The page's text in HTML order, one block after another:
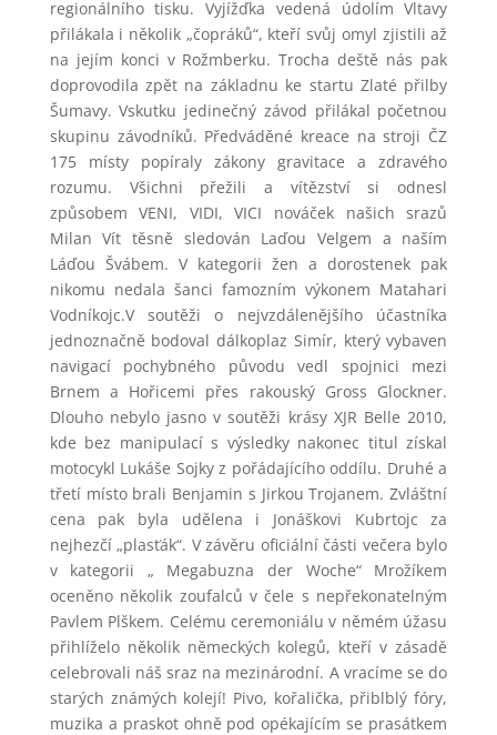
regionálního tisku. Vyjížďka vedená údolím Vltavy
přilákala i několik „čopráků“, kteří svůj omyl zjistili až
na jejím konci v Rožmberku. Trocha deště nás pak
doprovodila zpět na základnu ke startu Zlaté přilby
Šumavy. Vskutku jedinečný závod přilákal početnou
skupinu závodníků. Předváděné kreace na stroji ČZ
175 místy popíraly zákony gravitace a zdravého
rozumu. Všichni přežili a vítězství si odnesl
způsobem VENI, VIDI, VICI nováček našich srazů
Milan Vít těsně sledován Laďou Velgem a naším
Láďou Švábem. V kategorii žen a dorostenek pak
nikomu nedala šanci famozním výkonem Matahari
Vodníkojc.V soutěži o nejvzdálenějšího účastníka
jednoznačně bodoval dálkoplaz Simír, který vybaven
navigací pochybného původu vedl spojnici mezi
Brnem a Hořicemi přes rakouský Gross Glockner.
Dlouho nebylo jasno v soutěži krásy XJR Belle 2010,
kde bez manipulací s výsledky nakonec titul získal
motocykl Lukáše Sojky z pořádajícího oddílu. Druhé a
třetí místo brali Benjamin s Jirkou Trojanem. Zvláštní
cena pak byla udělena i Jonáškovi Kubrtojc za
nejhezčí „plasťák“. V závěru oficiální části večera bylo
v kategorii „ Megabuzna der Woche“ Mrožíkem
oceněno několik zoufalců v čele s nepřekonatelným
Pavlem Plškem. Celému ceremoniálu v němém úžasu
přihlíželo několik německých kolegů, kteří v zásadě
celebrovali náš sraz na mezinárodní. A vracíme se do
starých známých kolejí! Pivo, kořalička, přiblblý fóry,
muzika a praskot ohně pod opékajícím se prasátkem